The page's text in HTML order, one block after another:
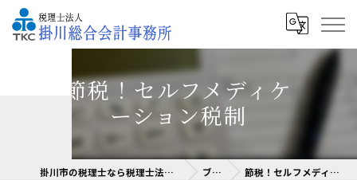
節税！セルフメディケ
ーション税制
掛川市の税理士なら税理士法人掛川総合会計事務所 ブログ 節税！セルフメディケーション税制